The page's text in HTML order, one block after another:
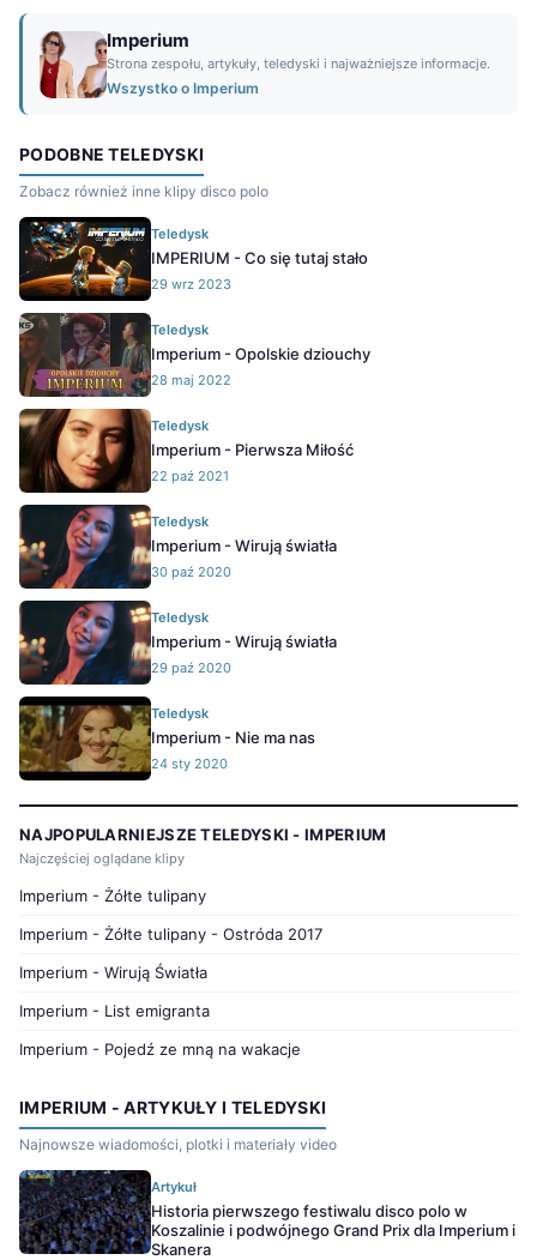
Imperium
Strona zespołu, artykuły, teledyski i najważniejsze informacje.
Wszystko o Imperium
PODOBNE TELEDYSKI
Zobacz również inne klipy disco polo
Teledysk
IMPERIUM - Co się tutaj stało
29 wrz 2023
Teledysk
Imperium - Opolskie dziouchy
28 maj 2022
Teledysk
Imperium - Pierwsza Miłość
22 paź 2021
Teledysk
Imperium - Wirują światła
30 paź 2020
Teledysk
Imperium - Wirują światła
29 paź 2020
Teledysk
Imperium - Nie ma nas
24 sty 2020
NAJPOPULARNIEJSZE TELEDYSKI - IMPERIUM
Najczęściej oglądane klipy
Imperium - Żółte tulipany
Imperium - Żółte tulipany - Ostróda 2017
Imperium - Wirują Światła
Imperium - List emigranta
Imperium - Pojedź ze mną na wakacje
IMPERIUM - ARTYKUŁY I TELEDYSKI
Najnowsze wiadomości, plotki i materiały video
Artykuł
Historia pierwszego festiwalu disco polo w
Koszalinie i podwójnego Grand Prix dla Imperium i
Skanera